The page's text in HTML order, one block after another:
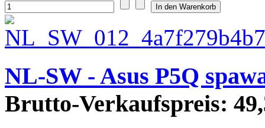
NL-SW - Asus P5Q
Brutto-Verkaufspreis: